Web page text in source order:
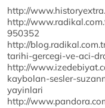
http://
http://
950352
http://
tarihi-gercegi-ve-aci-
http://
kaybolan-sesler-
yayinlari
http://